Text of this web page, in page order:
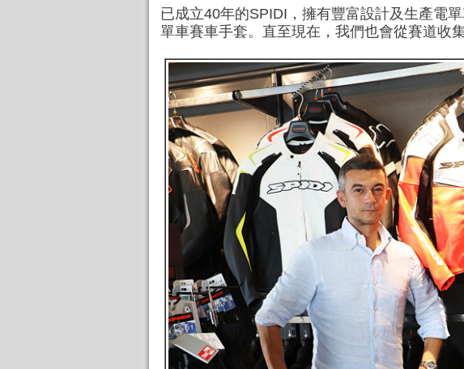
已成立40年的SPIDI，擁有豐富設計及生產電
單車賽車手套。直至現在，我們也會從賽道收